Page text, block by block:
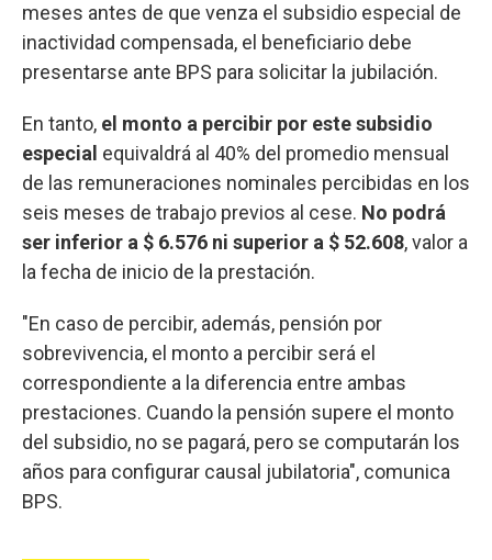
meses antes de que venza el subsidio especial de
inactividad compensada, el beneficiario debe
presentarse ante BPS para solicitar la jubilación.
En tanto, el monto a percibir por este subsidio
especial equivaldrá al 40% del promedio mensual
de las remuneraciones nominales percibidas en los
seis meses de trabajo previos al cese. No podrá
ser inferior a $ 6.576 ni superior a $ 52.608, valor a
la fecha de inicio de la prestación.
"En caso de percibir, además, pensión por
sobrevivencia, el monto a percibir será el
correspondiente a la diferencia entre ambas
prestaciones. Cuando la pensión supere el monto
del subsidio, no se pagará, pero se computarán los
años para configurar causal jubilatoria", comunica
BPS.